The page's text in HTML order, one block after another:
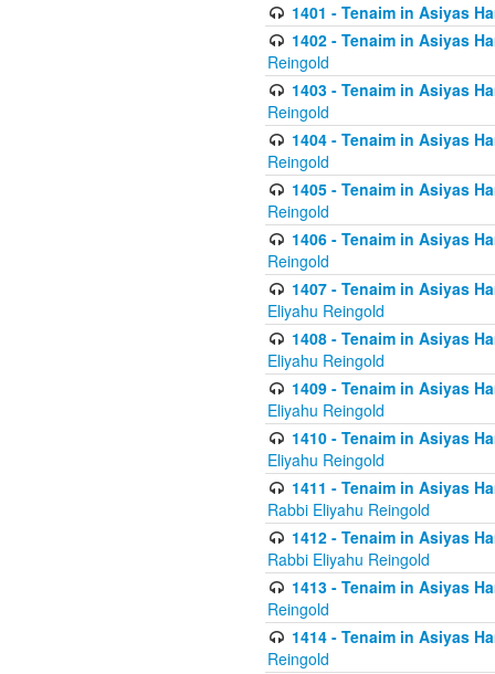
1401 - Tenaim in Asiyas
1402 - Tenaim in Asiyas
Reingold
1403 - Tenaim in Asiyas
Reingold
1404 - Tenaim in Asiyas
Reingold
1405 - Tenaim in Asiyas
Reingold
1406 - Tenaim in Asiyas
Reingold
1407 - Tenaim in Asiyas
Eliyahu Reingold
1408 - Tenaim in Asiyas
Eliyahu Reingold
1409 - Tenaim in Asiyas
Eliyahu Reingold
1410 - Tenaim in Asiyas
Eliyahu Reingold
1411 - Tenaim in Asiyas
Rabbi Eliyahu Reingold
1412 - Tenaim in Asiyas
Rabbi Eliyahu Reingold
1413 - Tenaim in Asiyas
Reingold
1414 - Tenaim in Asiyas
Reingold